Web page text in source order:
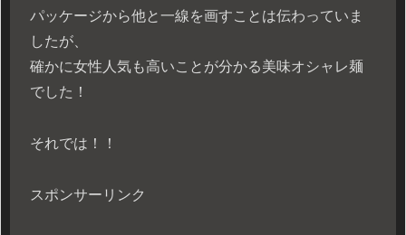
パッケージから他と一線を画すことは伝わっていま
したが、
確かに女性人気も高いことが分かる美味オシャレ麺
でした！
それでは！！
スポンサーリンク